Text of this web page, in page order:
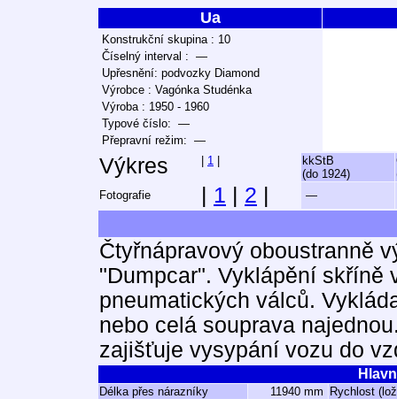
Ua
Konstrukční skupina : 10
Číselný interval : —
Upřesnění: podvozky Diamond
Výrobce : Vagónka Studénka
Výroba : 1950 - 1960
Typové číslo: —
Přepravní režim: —
Výkres 1
kkStB
(do 1924)
Fotografie
1 2 —
Čtyřnápravový oboustranně
"Dumpcar". Vyklápění skříně
pneumatických válců.
nebo celá souprava
zajišťuje vysypání vozu do
Délka přes nárazníky 11940 mm
Rychlost